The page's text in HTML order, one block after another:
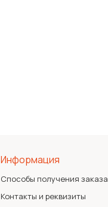
Информация
Способы получения заказа
Контакты и реквизиты